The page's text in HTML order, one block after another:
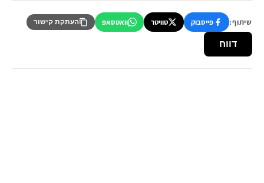
שיתוף: פייסבוק טוויטר וואטסאפ העתקת קישור
דווח